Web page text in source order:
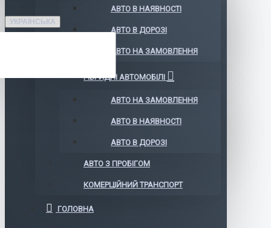
УКРАЇНСЬКА
АВТО В НАЯВНОСТІ
АВТО В ДОРОЗІ
АВТО НА ЗАМОВЛЕННЯ
ГІБРИДНІ АВТОМОБІЛІ
АВТО НА ЗАМОВЛЕННЯ
АВТО В НАЯВНОСТІ
АВТО В ДОРОЗІ
АВТО З ПРОБІГОМ
КОМЕРЦІЙНИЙ ТРАНСПОРТ
ГОЛОВНА